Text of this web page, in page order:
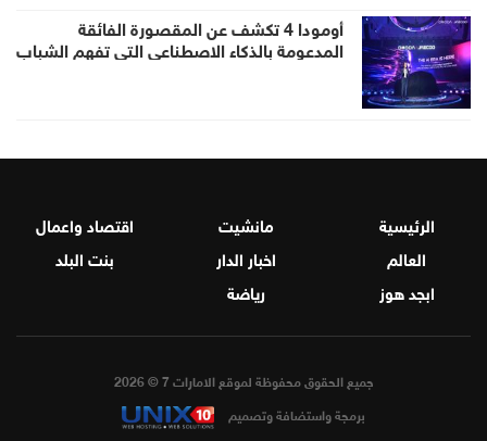
أومودا 4 تكشف عن المقصورة الفائقة
المدعومة بالذكاء الاصطناعي التي تفهم الشباب
حول العالم قبيل إطلاقها في الإمارات
الرئيسية مانشيت
اقتصاد واعمال
العالم
اخبار الدار
بنت البلد
ابجد هوز
رياضة
جميع الحقوق محفوظة لموقع الامارات 7 © 2026
برمجة واستضافة وتصميم